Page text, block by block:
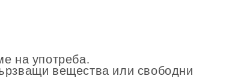
на употреба.
вещества или свободни